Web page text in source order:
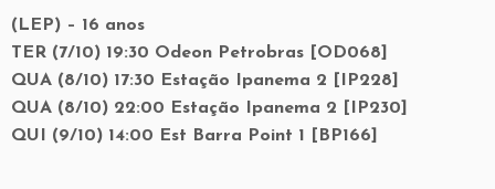
(LEP) – 16 anos
TER (7/10) 19:30 Odeon Petrobras [OD068]
QUA (8/10) 17:30 Estação Ipanema 2 [IP228]
QUA (8/10) 22:00 Estação Ipanema 2 [IP230]
QUI (9/10) 14:00 Est Barra Point 1 [BP166]